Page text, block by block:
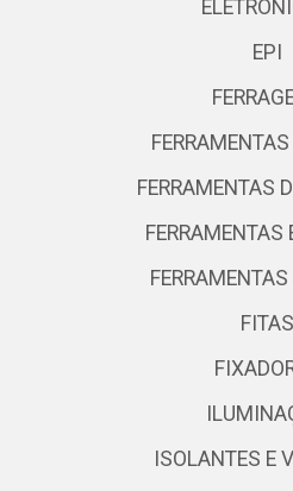
EPI
FERRAMENTAS
FERRAMENTAS
FERRAMENTAS
FITAS
ISOLANTES E